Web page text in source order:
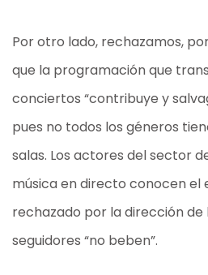
Por otro lado, rechazamos,
que la programación que
conciertos “contribuye y
pues no todos los géneros
salas. Los actores del sector
música en directo conocen el
rechazado por la dirección de
seguidores “no beben”.